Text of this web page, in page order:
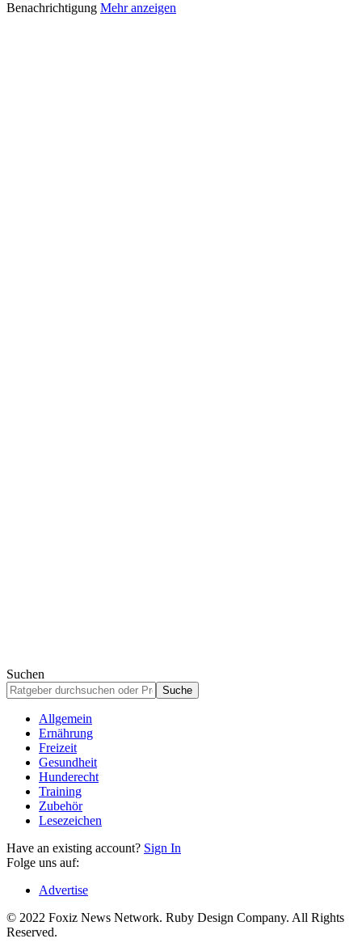
Benachrichtigung Mehr anzeigen
Suchen
Allgemein
Ernährung
Freizeit
Gesundheit
Hunderecht
Training
Zubehör
Lesezeichen
Have an existing account? Sign In
Folge uns auf:
Advertise
© 2022 Foxiz News Network. Ruby Design Company. All Rights
Reserved.